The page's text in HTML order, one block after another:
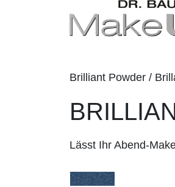
Brilliant Powder /
Lässt Ihr Abend-